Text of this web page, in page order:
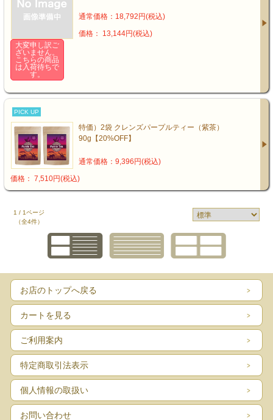
通常価格：18,792円(税込)
価格： 13,144円(税込)
大変申し訳ご
ざいません。
こちらの商品
は入荷待ちで
す。
PICK UP
特価）2袋 クレンズパープルティー（紫茶）
90g【20%OFF】
通常価格：9,396円(税込)
価格： 7,510円(税込)
1 / 1ページ
（全4件）
お店のトップへ戻る
カートを見る
ご利用案内
特定商取引法表示
個人情報の取扱い
お問い合わせ